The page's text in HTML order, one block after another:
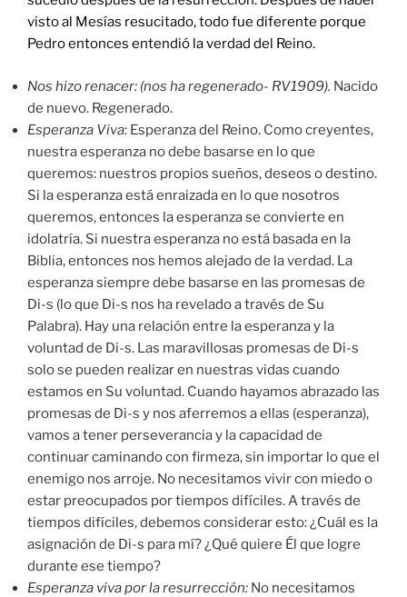
visto al Mesías resucitado, todo fue diferente porque
Pedro entonces entendió la verdad del Reino.
Nos hizo renacer: (nos ha regenerado- RV1909). Nacido
de nuevo. Regenerado.
Esperanza Viva: Esperanza del Reino. Como creyentes,
nuestra esperanza no debe basarse en lo que
queremos: nuestros propios sueños, deseos o destino.
Si la esperanza está enraizada en lo que nosotros
queremos, entonces la esperanza se convierte en
idolatría. Si nuestra esperanza no está basada en la
Biblia, entonces nos hemos alejado de la verdad. La
esperanza siempre debe basarse en las promesas de
Di-s (lo que Di-s nos ha revelado a través de Su
Palabra). Hay una relación entre la esperanza y la
voluntad de Di-s. Las maravillosas promesas de Di-s
solo se pueden realizar en nuestras vidas cuando
estamos en Su voluntad. Cuando hayamos abrazado las
promesas de Di-s y nos aferremos a ellas (esperanza),
vamos a tener perseverancia y la capacidad de
continuar caminando con firmeza, sin importar lo que el
enemigo nos arroje. No necesitamos vivir con miedo o
estar preocupados por tiempos difíciles. A través de
tiempos difíciles, debemos considerar esto: ¿Cuál es la
asignación de Di-s para mí? ¿Qué quiere Él que logre
durante ese tiempo?
Esperanza viva por la resurrección: No necesitamos